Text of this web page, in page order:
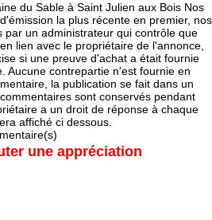
du Sable à Saint Julien aux Bois Nos
la plus récente en premier, nos
par un administrateur qui contrôle que
lien avec le propriétaire de l'annonce,
si une preuve d'achat a était fournie
Aucune contrepartie n'est fournie en
la publication se fait dans un
sont conservés pendant
a un droit de réponse à chaque
affiché ci dessous.
une appréciation